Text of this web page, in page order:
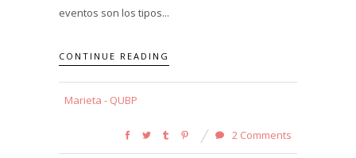
eventos son los tipos...
CONTINUE READING
Marieta - QUBP
2 Comments